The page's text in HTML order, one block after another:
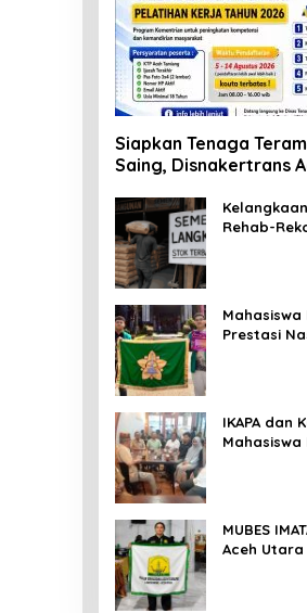
Siapkan Tenaga
Saing, Disnakertrans
Rehab-
Mahasiswa
Prestasi
IKAPA dan
Mahasiswa
MUBES
Aceh Utara